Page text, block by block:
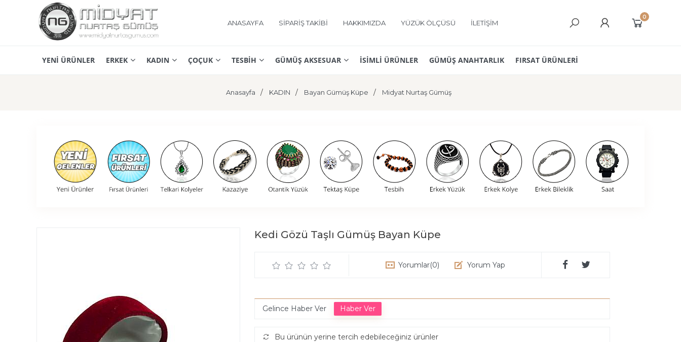
ANASAYFA SİPARİŞ TAKİBİ HAKKIMIZDA YÜZÜK ÖLÇÜSÜ İLETİŞİM
0
YENİ ÜRÜNLER ERKEK KADIN ÇOÇUK TESBİH GÜMÜŞ AKSESUAR İSİMLİ ÜRÜNLER GÜMÜŞ ANAHTARLIK FIRSAT ÜRÜNLERİ
Anasayfa KADIN Bayan Gümüş Küpe Midyat Nurtaş Gümüş
Kedi Gözü Taşlı Gümüş Bayan Küpe
Yorumlar(0) Yorum Yap
Gelince Haber Ver
Bu ürünün yerine tercih edebileceğiniz ürünler